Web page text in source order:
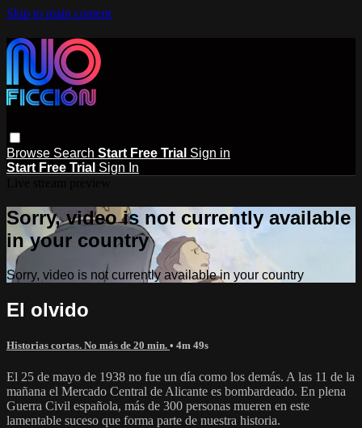
Skip to main content
Browse Search Start Free Trial Sign in
Start Free Trial Sign In
Sorry, video is not currently available
in your country
Sorry, video is not currently available in your country
El olvido
Historias cortas. No más de 20 min. • 4m 49s
El 25 de mayo de 1938 no fue un día como los demás. A las 11 de la
mañana el Mercado Central de Alicante es bombardeado. En plena
Guerra Civil española, más de 300 personas mueren en este
lamentable suceso que forma parte de nuestra historia.